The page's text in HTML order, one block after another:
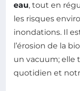
eau, tout en
les risques
inondations. Il
l’érosion de la
un vacuum;
quotidien et